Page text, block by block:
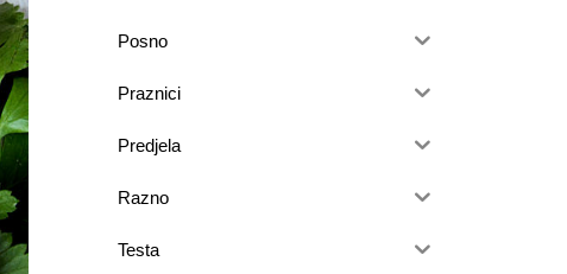
Posno
Praznici
Predjela
Razno
Testa